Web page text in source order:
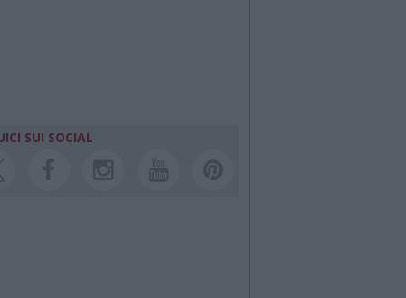
SUI SOCIAL